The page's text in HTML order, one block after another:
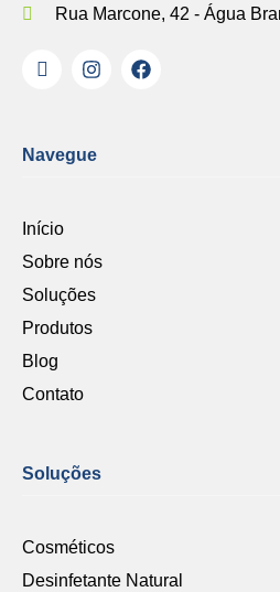
Rua Marcone, 42 - Água
Navegue
Início
Sobre nós
Soluções
Produtos
Blog
Contato
Soluções
Cosméticos
Desinfetante Natural